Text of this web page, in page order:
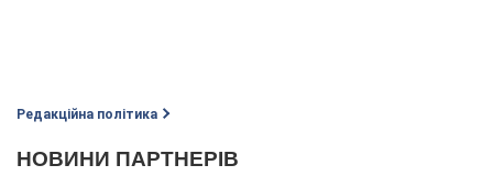
Редакційна політика